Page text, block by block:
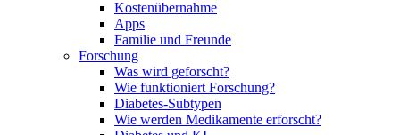
Kostenübernahme
Apps
Familie und Freunde
Forschung
Was wird geforscht?
Wie funktioniert Forschung?
Diabetes-Subtypen
Wie werden Medikamente erforscht?